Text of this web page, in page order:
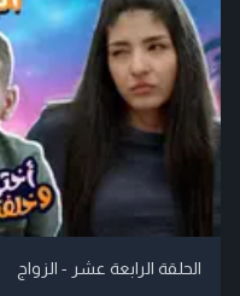
الحلقة الرابعة عشر - الزواج